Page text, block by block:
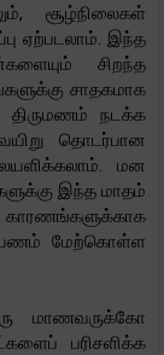
சூழ்நிலைகள்
ஏற்படலாம். இந்த
சிறந்த
சாதகமாக
திருமணம் நடக்க
தொடர்பான
மன
இந்த மாதம்
பயணம் மேற்கொள்ள
மாணவருக்கோ
பரிசளிக்க